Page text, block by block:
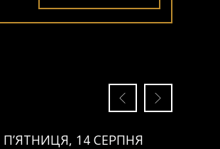
П’ЯТНИЦЯ, 14 СЕРПНЯ